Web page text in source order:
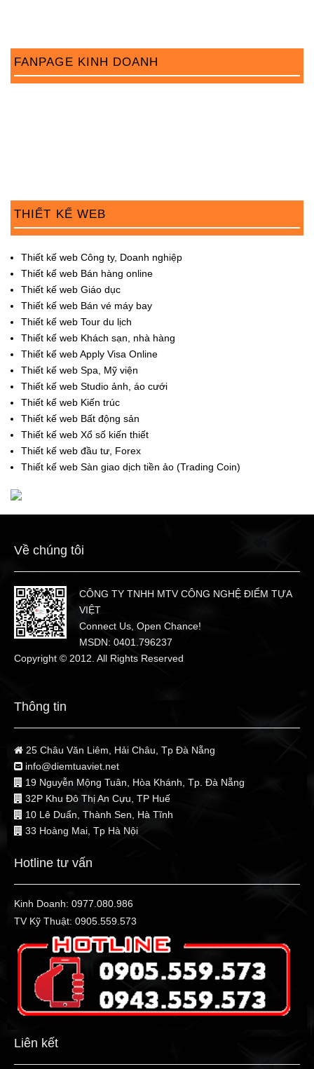
FANPAGE KINH DOANH
THIẾT KẾ WEB
Thiết kế web Công ty, Doanh nghiệp
Thiết kế web Bán hàng online
Thiết kế web Giáo dục
Thiết kế web Bán vé máy bay
Thiết kế web Tour du lịch
Thiết kế web Khách sạn, nhà hàng
Thiết kế web Apply Visa Online
Thiết kế web Spa, Mỹ viện
Thiết kế web Studio ảnh, áo cưới
Thiết kế web Kiến trúc
Thiết kế web Bất động sản
Thiết kế web Xổ số kiến thiết
Thiết kế web đầu tư, Forex
Thiết kế web Sàn giao dịch tiền ảo (Trading Coin)
Về chúng tôi
CÔNG TY TNHH MTV CÔNG NGHỆ ĐIỂM TỰA
VIỆT
Connect Us, Open Chance!
MSDN: 0401.796237
Copyright © 2012. All Rights Reserved
Thông tin
25 Châu Văn Liêm, Hải Châu, Tp Đà Nẵng
info@diemtuaviet.net
19 Nguyễn Mộng Tuân, Hòa Khánh, Tp. Đà Nẵng
32P Khu Đô Thị An Cựu, TP Huế
10 Lê Duẩn, Thành Sen, Hà Tĩnh
33 Hoàng Mai, Tp Hà Nội
Hotline tư vấn
Kinh Doanh: 0977.080.986
TV Kỹ Thuật: 0905.559.573
Liên kết